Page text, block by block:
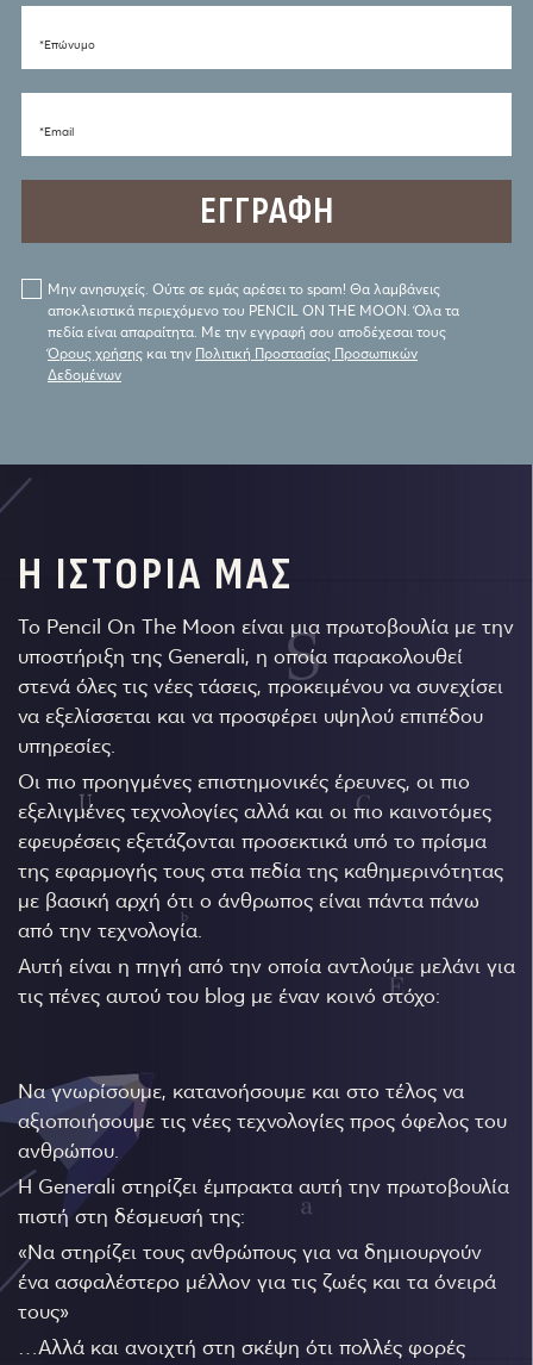
*Eπώνυμο
*Email
Μην ανησυχείς. Ούτε σε εμάς αρέσει το spam! Θα λαμβάνεις
αποκλειστικά περιεχόμενο του PENCIL ON THE MOON. Όλα τα
πεδία είναι απαραίτητα. Με την εγγραφή σου αποδέχεσαι τους
Όρους χρήσης και την Πολιτική Προστασίας Προσωπικών
Δεδομένων
Η ΙΣΤΟΡΙΑ ΜΑΣ
Το Pencil On The Moon είναι μια πρωτοβουλία με την
υποστήριξη της Generali, η οποία παρακολουθεί
στενά όλες τις νέες τάσεις, προκειμένου να συνεχίσει
να εξελίσσεται και να προσφέρει υψηλού επιπέδου
υπηρεσίες.
Οι πιο προηγμένες επιστημονικές έρευνες, οι πιο
εξελιγμένες τεχνολογίες αλλά και οι πιο καινοτόμες
εφευρέσεις εξετάζονται προσεκτικά υπό το πρίσμα
της εφαρμογής τους στα πεδία της καθημερινότητας
με βασική αρχή ότι ο άνθρωπος είναι πάντα πάνω
από την τεχνολογία.
Αυτή είναι η πηγή από την οποία αντλούμε μελάνι για
τις πένες αυτού του blog με έναν κοινό στόχο:
Να γνωρίσουμε, κατανοήσουμε και στο τέλος να
αξιοποιήσουμε τις νέες τεχνολογίες προς όφελος του
ανθρώπου.
Η Generali στηρίζει έμπρακτα αυτή την πρωτοβουλία
πιστή στη δέσμευσή της:
«Να στηρίζει τους ανθρώπους για να δημιουργούν
ένα ασφαλέστερο μέλλον για τις ζωές και τα όνειρά
τους»
…Αλλά και ανοιχτή στη σκέψη ότι πολλές φορές